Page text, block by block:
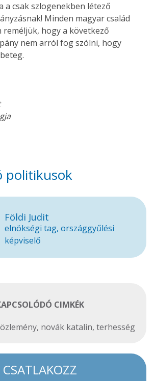
a csak szlogenekben létező
Minden magyar család
reméljük, hogy a következő
nem arról fog szólni, hogy
politikusok
Földi Judit
elnökségi tag, országgyűlési
képviselő
CIMKÉK
, novák katalin, terhesség
CSATLAKOZZ